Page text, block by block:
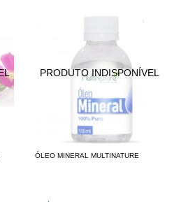
ÓLEO MINERAL MULTINATURE